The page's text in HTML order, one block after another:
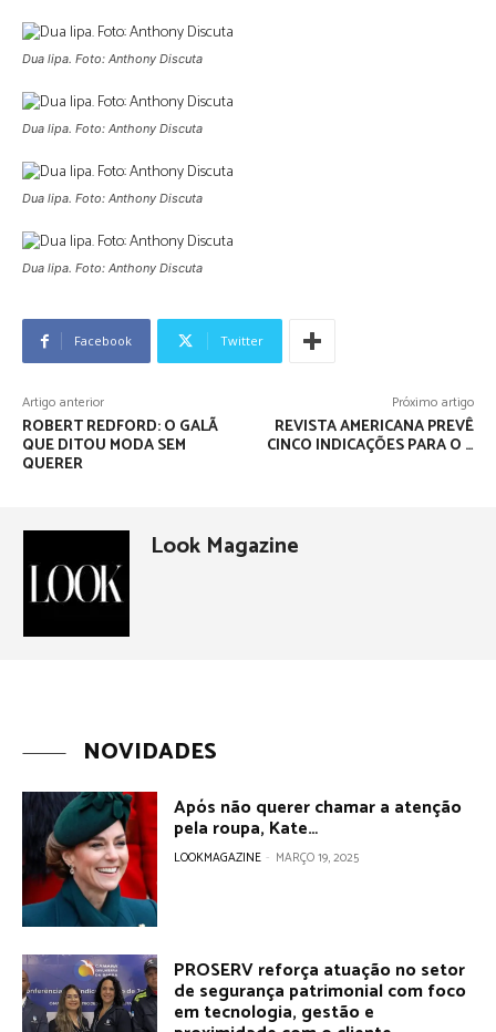
Dua lipa. Foto: Anthony Discuta
Dua lipa. Foto: Anthony Discuta
Dua lipa. Foto: Anthony Discuta
Dua lipa. Foto: Anthony Discuta
Facebook Twitter
Artigo anterior
ROBERT REDFORD: O GALÃ
QUE DITOU MODA SEM
QUERER
Próximo artigo
REVISTA AMERICANA PREVÊ
CINCO INDICAÇÕES PARA O …
Look Magazine
NOVIDADES
Após não querer chamar a atenção
pela roupa, Kate…
LOOKMAGAZINE - MARÇO 19, 2025
PROSERV reforça atuação no setor
de segurança patrimonial com foco
em tecnologia, gestão e